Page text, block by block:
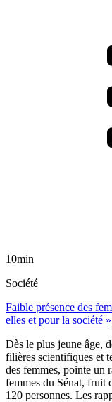
10min
Société
Faible présence des
elles et pour la société »
Dès le plus jeune âge,
filières scientifiques et
des femmes, pointe un
femmes du Sénat, fruit
120 personnes. Les